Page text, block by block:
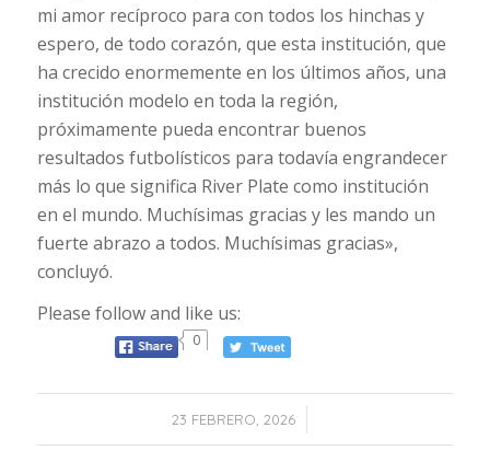
mi amor recíproco para con todos los hinchas y
espero, de todo corazón, que esta institución, que
ha crecido enormemente en los últimos años, una
institución modelo en toda la región,
próximamente pueda encontrar buenos
resultados futbolísticos para todavía engrandecer
más lo que significa River Plate como institución
en el mundo. Muchísimas gracias y les mando un
fuerte abrazo a todos. Muchísimas gracias»,
concluyó.
Please follow and like us:
0
23 FEBRERO, 2026
/